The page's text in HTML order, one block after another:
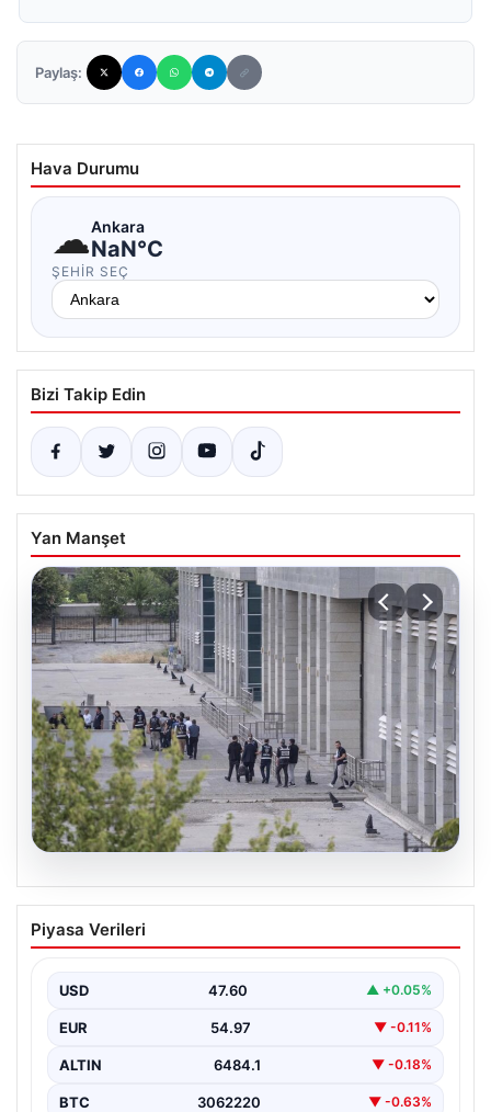
Paylaş:
Hava Durumu
☁Ankara
NaN°C
ŞEHIR SEÇ
Bizi Takip Edin
Yan Manşet
Etimesgut Belediye Soruşturmasında
Şok Gelişme: Başkan Yardımcısının
Etimesgut Belediyesi’nde yürütülen kapsamlı
Belediye Başkan Yardımcısı…
Piyasa Verileri
USD 47.60 ▲ +0.05%
EUR 54.97 ▼ -0.11%
ALTIN 6484.1 ▼ -0.18%
BTC 3062220 ▼ -0.63%